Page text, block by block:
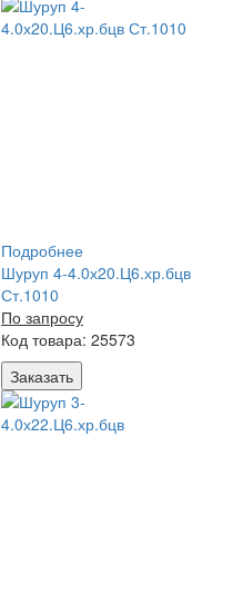
Подробнее
Шуруп 4-4.0х20.Ц6.хр.бцв
Ст.1010
По запросу
Код товара: 25573
Заказать